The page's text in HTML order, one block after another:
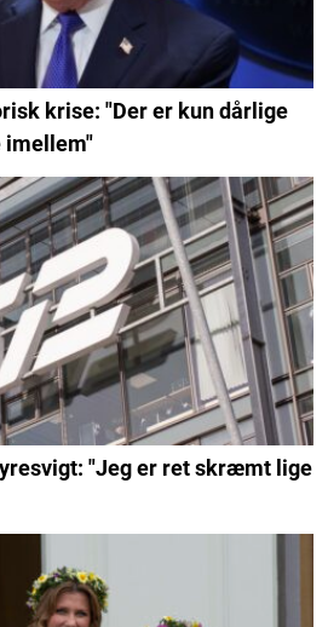
krise: "Der er kun dårlige
imellem"
"Jeg er ret skræmt lige